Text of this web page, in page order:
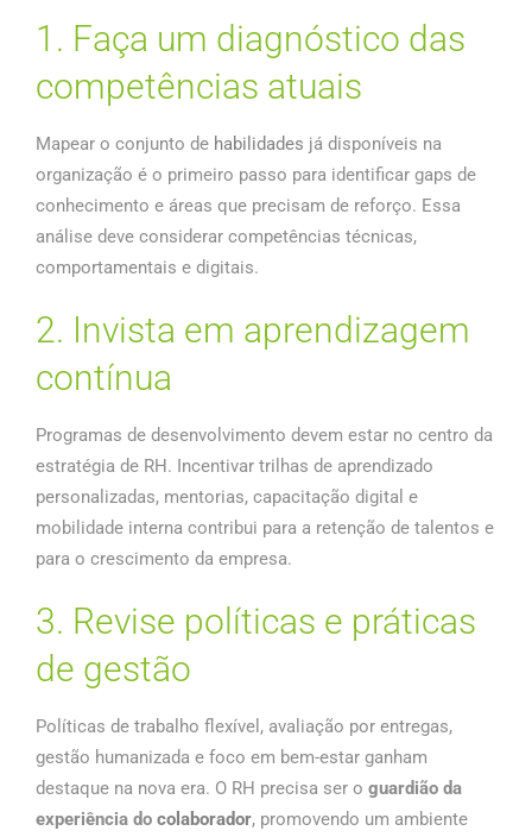
1. Faça um diagnóstico das
competências atuais
Mapear o conjunto de habilidades já disponíveis na
organização é o primeiro passo para identificar gaps de
conhecimento e áreas que precisam de reforço. Essa
análise deve considerar competências técnicas,
comportamentais e digitais.
2. Invista em aprendizagem
contínua
Programas de desenvolvimento devem estar no centro da
estratégia de RH. Incentivar trilhas de aprendizado
personalizadas, mentorias, capacitação digital e
mobilidade interna contribui para a retenção de talentos e
para o crescimento da empresa.
3. Revise políticas e práticas
de gestão
Políticas de trabalho flexível, avaliação por entregas,
gestão humanizada e foco em bem-estar ganham
destaque na nova era. O RH precisa ser o guardião da
experiência do colaborador, promovendo um ambiente